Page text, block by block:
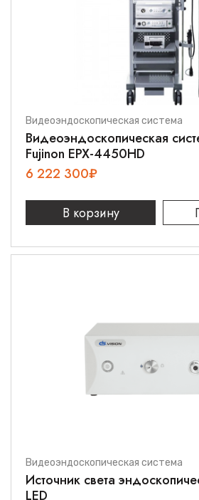
Видеоэндоскопическая система
Видеоэндоскопическая
Fujinon EPX-4450HD
6 222 300₽
В корзину
Видеоэндоскопическая система
Источник света
LED